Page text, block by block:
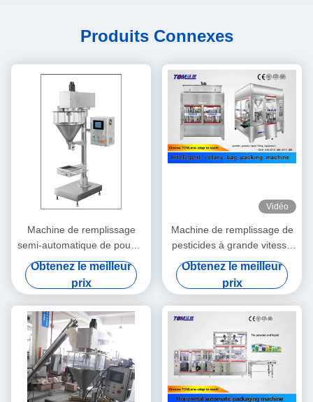
Produits Connexes
Machine de remplissage
semi-automatique de poudre
de pesticide de 220 V pour
Obtenez le meilleur
prix
Vidéo
Machine de remplissage de
pesticides à grande vitesse
rotative Machine
automatique de remplissage
et de scellage de poudre
Obtenez le meilleur
prix